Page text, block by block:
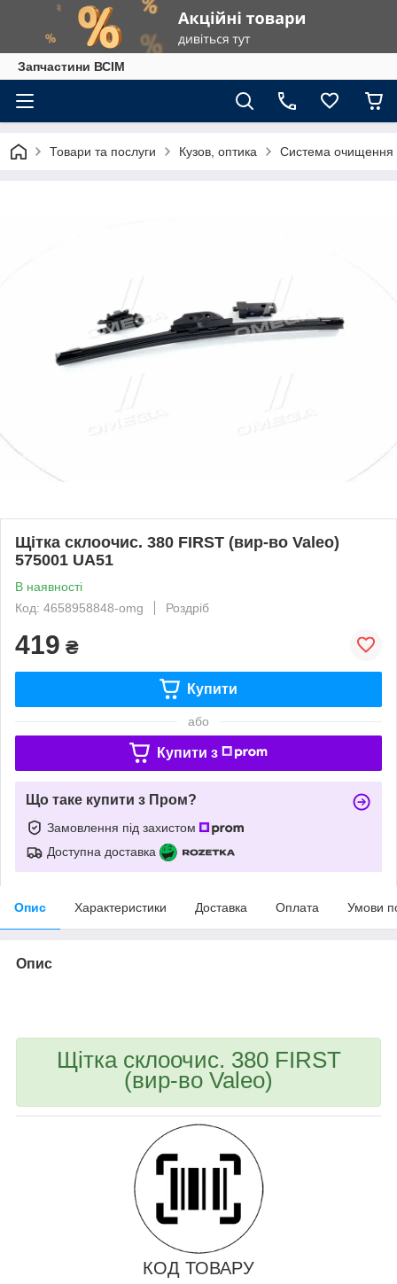
Запчастини ВСІМ
Товари та послуги Кузов, оптика Система очищення
Щітка склоочис. 380 FIRST (вир-во Valeo)
575001 UA51
В наявності
Код: 4658958848-omg
Роздріб
419 ₴
Купити
або
Купити з
Що таке купити з Пром?
Замовлення під захистом
Доступна доставка
Опис Характеристики Доставка Оплата Умови
Опис
Щітка склоочис. 380 FIRST
(вир-во Valeo)
КОД ТОВАРУ